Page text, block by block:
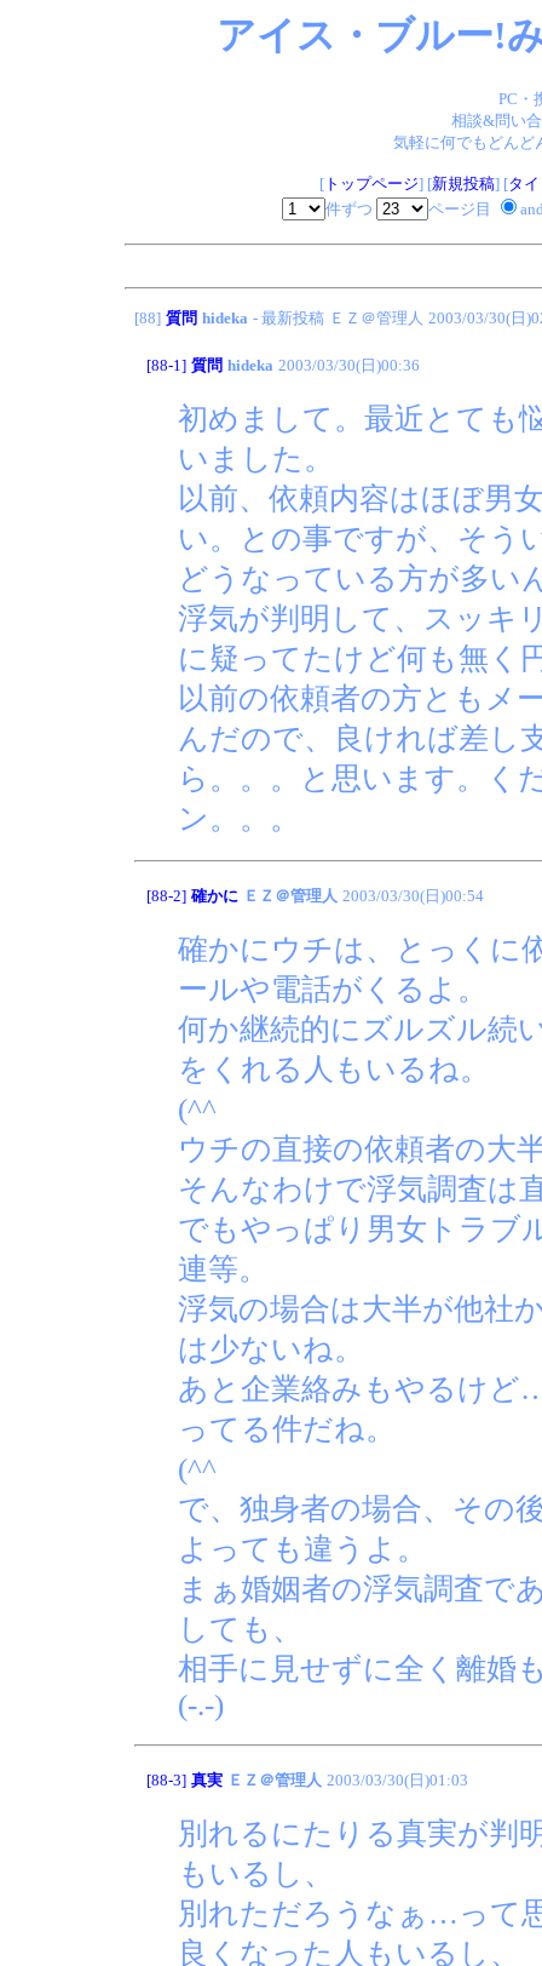
アイス・ブルー!
PC・
相談&問い
気軽に何でもどん
[トップページ] [新規投稿] [タ
件ずつ
ページ目
[88] 質問 hideka - 最新投稿 ＥＺ＠管理人 2003/03/30(日
[88-1] 質問 hideka 2003/03/30(日)00:36
初めまして。最近とても
いました。
以前、依頼内容はほぼ男
い。との事ですが、そう
どうなっている方が多い
浮気が判明して、スッキ
に疑ってたけど何も無く
以前の依頼者の方ともメ
んだので、良ければ差し
ら。。。と思います。く
ン。。。
[88-2] 確かに ＥＺ＠管理人 2003/03/30(日)00:54
確かにウチは、とっくに
ールや電話がくるよ。
何か継続的にズルズル続
をくれる人もいるね。
(^^ゞ
ウチの直接の依頼者の大
そんなわけで浮気調査は
でもやっぱり男女トラブ
連等。
浮気の場合は大半が他社
は少ないね。
あと企業絡みもやるけど
ってる件だね。
(^^ゞ
で、独身者の場合、その
よっても違うよ。
まぁ婚姻者の浮気調査で
しても、
相手に見せずに全く離婚
(-.-)
[88-3] 真実 ＥＺ＠管理人 2003/03/30(日)01:03
別れるにたりる真実が判
もいるし、
別れただろうなぁ…って
良くなった人もいるし、